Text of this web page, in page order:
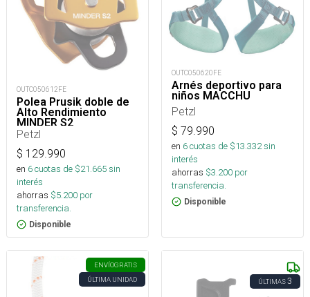
OUTC050612FE
Polea Prusik doble de
Alto Rendimiento
MINDER S2
Petzl
$ 129.990
en 6cuotas de $21.665sin
interés
ahorras $5.200 por
transferencia.
Disponible
OUTC050620FE
Arnés deportivo para
niños MACCHU
Petzl
$ 79.990
en 6cuotas de $13.332sin
interés
ahorras $3.200 por
transferencia.
Disponible
ENVÍOGRATIS
ÚLTIMA UNIDAD
ÚLTIMAS3